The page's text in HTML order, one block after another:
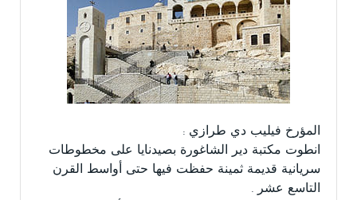
المؤرخ فيليب دي طرازي :
انطوت مكتبة دير الشاغورة بصيدنايا على مخطوطات
سريانية قديمة ثمينة حفظت فيها حتى أواسط القرن
التاسع عشر .